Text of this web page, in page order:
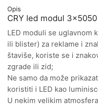
Opis
CRY led modul 3×5050
LED moduli se uglavnom
ili blister) za reklame i
štaviše, koriste se i
zgrade ili zid;
Ne samo da može
koristiti i LED kao
U nekim velikim